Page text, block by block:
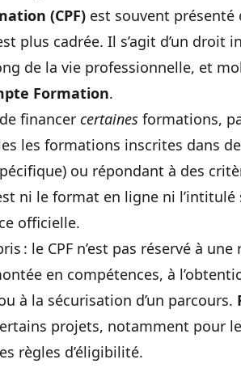
(CPF) est souvent présenté
plus cadrée. Il s’agit d’un droit
de la vie professionnelle, et
Formation.
financer certaines formations,
les formations inscrites dans
ou répondant à des
ni le format en ligne ni
officielle.
: le CPF n’est pas réservé à une
en compétences, à
à la sécurisation d’un parcours.
projets, notamment pour
règles d’éligibilité.